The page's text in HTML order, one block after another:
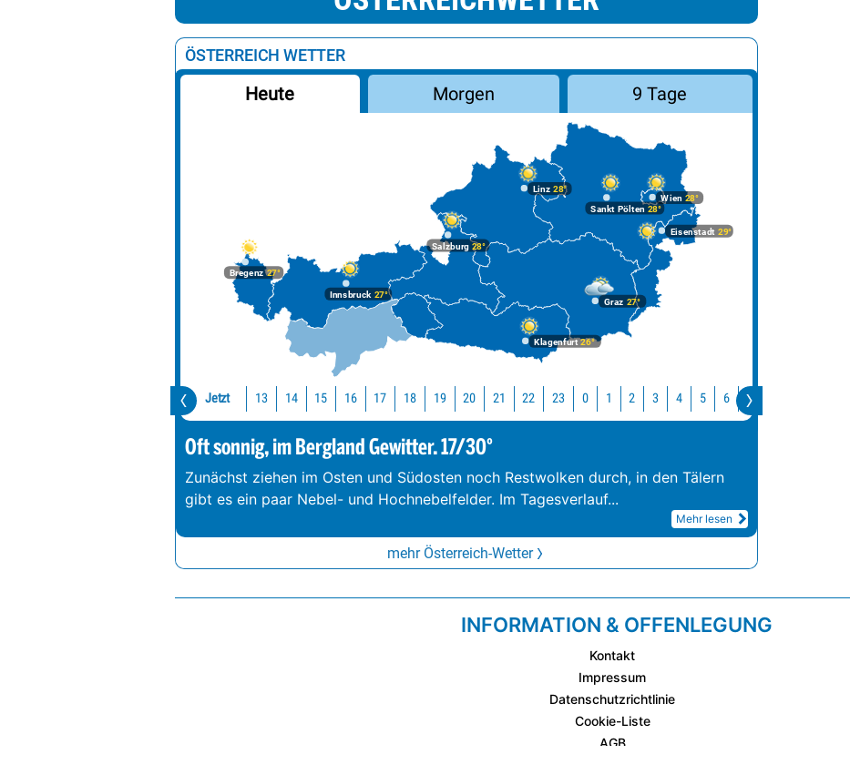
ÖSTERREICH WETTER
Heute Morgen 9 Tage
Bregenz27°
Graz 27°
Innsbruck27°
Klagenfurt26°
Linz 28°
Salzburg28°
Wien 28°
Eisenstadt 29°
Sankt Pölten 28°
Jetzt 13 14 15 16 17 18 19 20 21 22 23 0 1 2 3 4 5 6 7
Oft sonnig, im Bergland Gewitter. 17/30°
Zunächst ziehen im Osten und Südosten noch Restwolken durch, in den Tälern
gibt es ein paar Nebel- und Hochnebelfelder. Im Tagesverlauf...
Mehr lesen
mehr Österreich-Wetter
INFORMATION & OFFENLEGUNG
Kontakt
Impressum
Datenschutzrichtlinie
Cookie-Liste
AGB